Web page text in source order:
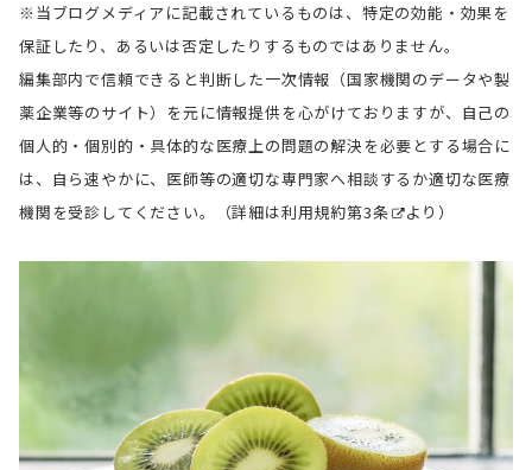
※当ブログメディアに記載されているものは、特定の効能・効果を
保証したり、あるいは否定したりするものではありません。
編集部内で信頼できると判断した一次情報（国家機関のデータや製
薬企業等のサイト）を元に情報提供を心がけておりますが、自己の
個人的・個別的・具体的な医療上の問題の解決を必要とする場合に
は、自ら速やかに、医師等の適切な専門家へ相談するか適切な医療
機関を受診してください。（詳細は利用規約第3条 より）